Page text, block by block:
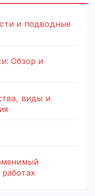
и подводные
Обзор и
виды и